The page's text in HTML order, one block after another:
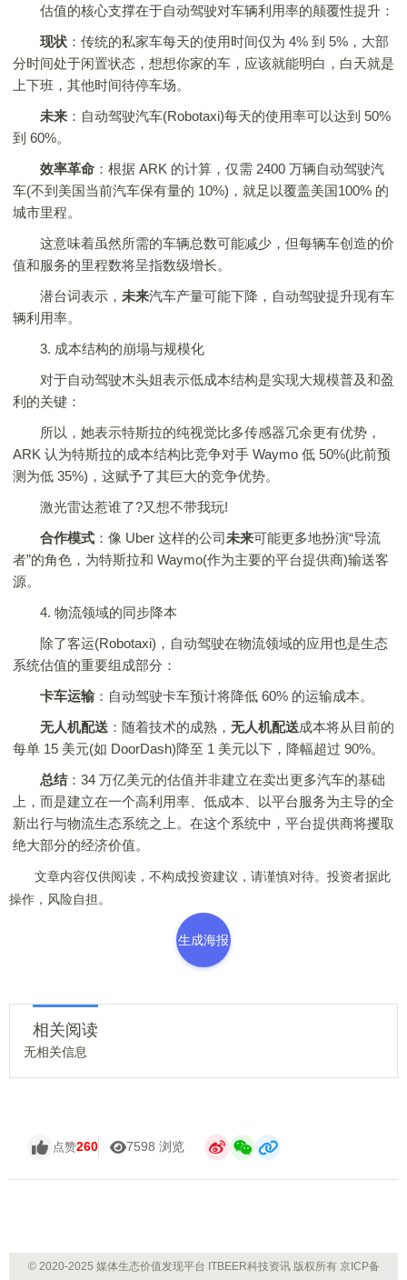
估值的核心支撑在于自动驾驶对车辆利用率的颠覆性提升：
现状 ：传统的私家车每天的使用时间仅为 4% 到 5%，大部
分时间处于闲置状态，想想你家的车，应该就能明白，白天就是
上下班，其他时间待停车场。
未来 ：自动驾驶汽车(Robotaxi)每天的使用率可以达到 50%
到 60%。
效率革命 ：根据 ARK 的计算，仅需 2400 万辆自动驾驶汽
车(不到美国当前汽车保有量的 10%)，就足以覆盖美国100% 的
城市里程。
这意味着虽然所需的车辆总数可能减少，但每辆车创造的价
值和服务的里程数将呈指数级增长。
潜台词表示， 未来汽车产量可能下降，自动驾驶提升现有车
辆利用率。
3. 成本结构的崩塌与规模化
对于自动驾驶木头姐表示低成本结构是实现大规模普及和盈
利的关键：
所以，她表示特斯拉的纯视觉比多传感器冗余更有优势，
ARK 认为特斯拉的成本结构比竞争对手 Waymo 低 50%(此前预
测为低 35%)，这赋予了其巨大的竞争优势。
激光雷达惹谁了?又想不带我玩!
合作模式 ：像 Uber 这样的公司未来可能更多地扮演“导流
者”的角色，为特斯拉和 Waymo(作为主要的平台提供商)输送客
源。
4. 物流领域的同步降本
除了客运(Robotaxi)，自动驾驶在物流领域的应用也是生态
系统估值的重要组成部分：
卡车运输 ：自动驾驶卡车预计将降低 60% 的运输成本。
无人机配送 ：随着技术的成熟， 无人机配送成本将从目前的
每单 15 美元(如 DoorDash)降至 1 美元以下，降幅超过 90%。
总结：34 万亿美元的估值并非建立在卖出更多汽车的基础
上，而是建立在一个高利用率、低成本、以平台服务为主导的全
新出行与物流生态系统之上。在这个系统中，平台提供商将攫取
绝大部分的经济价值。
文章内容仅供阅读，不构成投资建议，请谨慎对待。投资者据此
操作，风险自担。
生成海报
相关阅读
无相关信息
点赞260 7598 浏览
© 2020-2025 媒体生态价值发现平台 ITBEER科技资讯 版权所有 京ICP备